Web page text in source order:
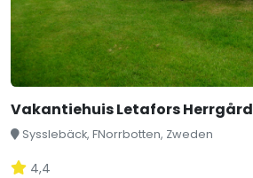
Vakantiehuis Letafors Herrgård
Sysslebäck, FNorrbotten, Zweden
4,4